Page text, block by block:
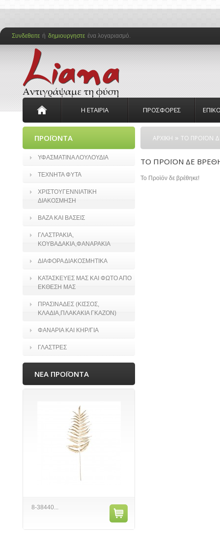
Συνδεθειτε ή δημιουργηστε ένα λογαριασμό.
Η ΕΤΑΙΡΙΑ ΠΡΟΣΦΟΡΕΣ
ΠΡΟΪΟΝΤΑ
ΥΦΑΣΜΑΤΙΝΑ ΛΟΥΛΟΥΔΙΑ
ΤΕΧΝΗΤΑ ΦΥΤΑ
ΧΡΙΣΤΟΥΓΕΝΝΙΑΤΙΚΗ
ΔΙΑΚΟΣΜΗΣΗ
ΒΑΖΑ ΚΑΙ ΒΑΣΕΙΣ
ΓΛΑΣΤΡΑΚΙΑ,
ΚΟΥΒΑΔΑΚΙΑ,ΦΑΝΑΡΑΚΙΑ
ΔΙΑΦΟΡΑ ΔΙΑΚΟΣΜΗΤΙΚΑ
ΚΑΤΑΣΚΕΥΕΣ ΜΑΣ ΚΑΙ ΦΩΤΟ ΑΠΟ
ΕΚΘΕΣΗ ΜΑΣ
ΠΡΑΣΙΝΑΔΕΣ (ΚΙΣΣΟΣ,
ΚΛΑΔΙΑ,ΠΛΑΚΑΚΙΑ ΓΚΑΖΟΝ)
ΦΑΝΑΡΙΑ ΚΑΙ ΚΗΡ/ΓΙΑ
ΓΛΑΣΤΡΕΣ
ΝΕΑ ΠΡΟΪΟΝΤΑ
8-38440...
ΑΡΧΙΚΗ » ΤΟ ΠΡΟΪΟΝ
ΤΟ ΠΡΟΪΟΝ ΔΕ
Το Προϊόν δε βρέθηκε!